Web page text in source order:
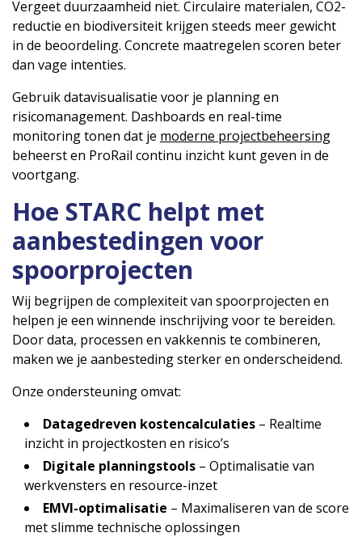
Vergeet duurzaamheid niet. Circulaire materialen, CO2-
reductie en biodiversiteit krijgen steeds meer gewicht
in de beoordeling. Concrete maatregelen scoren beter
dan vage intenties.
Gebruik datavisualisatie voor je planning en
risicomanagement. Dashboards en real-time
monitoring tonen dat je moderne projectbeheersing
beheerst en ProRail continu inzicht kunt geven in de
voortgang.
Hoe STARC helpt met
aanbestedingen voor
spoorprojecten
Wij begrijpen de complexiteit van spoorprojecten en
helpen je een winnende inschrijving voor te bereiden.
Door data, processen en vakkennis te combineren,
maken we je aanbesteding sterker en onderscheidend.
Onze ondersteuning omvat:
Datagedreven kostencalculaties – Realtime
inzicht in projectkosten en risico’s
Digitale planningstools – Optimalisatie van
werkvensters en resource-inzet
EMVI-optimalisatie – Maximaliseren van de score
met slimme technische oplossingen